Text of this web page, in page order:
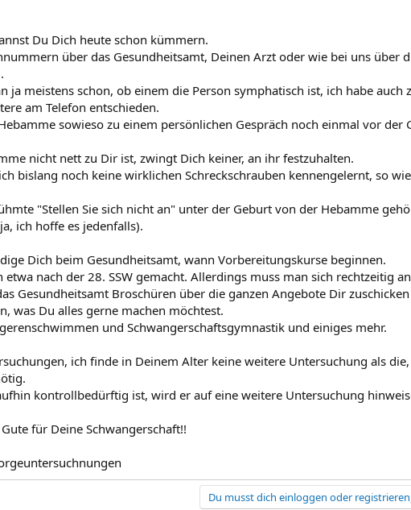
Du Dich heute schon kümmern.
über das Gesundheitsamt, Deinen Arzt oder wie bei uns über
ja meistens schon, ob einem die Person symphatisch ist, ich habe auch
am Telefon entschieden.
sowieso zu einem persönlichen Gespräch noch einmal vor der
nicht nett zu Dir ist, zwingt Dich keiner, an ihr festzuhalten.
bislang noch keine wirklichen Schreckschrauben kennengelernt, so
"Stellen Sie sich nicht an" unter der Geburt von der Hebamme
ich hoffe es jedenfalls).
Dich beim Gesundheitsamt, wann Vorbereitungskurse beginnen.
etwa nach der 28. SSW gemacht. Allerdings muss man sich rechtzeitig
Gesundheitsamt Broschüren über die ganzen Angebote Dir
was Du alles gerne machen möchtest.
und Schwangerschaftsgymnastik und einiges mehr.
ich finde in Deinem Alter keine weitere Untersuchung als
kontrollbedürftig ist, wird er auf eine weitere Untersuchung
für Deine Schwangerschaft!!
Du musst dich einloggen oder